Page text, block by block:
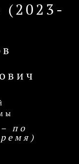
(2023-
по